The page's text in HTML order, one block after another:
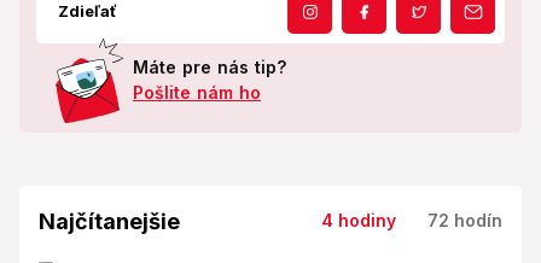
Zdieľať
Máte pre nás tip?
Pošlite nám ho
Najčítanejšie 4 hodiny 72 hodín